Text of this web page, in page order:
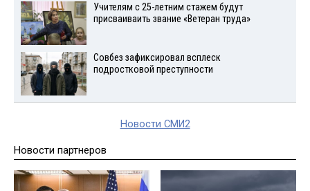
Учителям с 25-летним стажем будут
присваиваить звание «Ветеран труда»
Совбез зафиксировал всплеск
подростковой преступности
Новости СМИ2
Новости партнеров